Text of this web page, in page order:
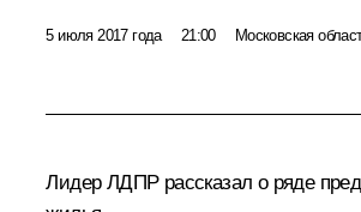
5 июля 2017 года 21:00 Московская
Лидер ЛДПР рассказал о ряде